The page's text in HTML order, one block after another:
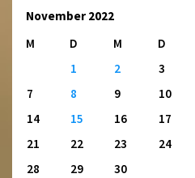
November 2022
M
D M D
1
2 3
7
8 9 10
14
15 16 17
21
22 23 24
28
29 30